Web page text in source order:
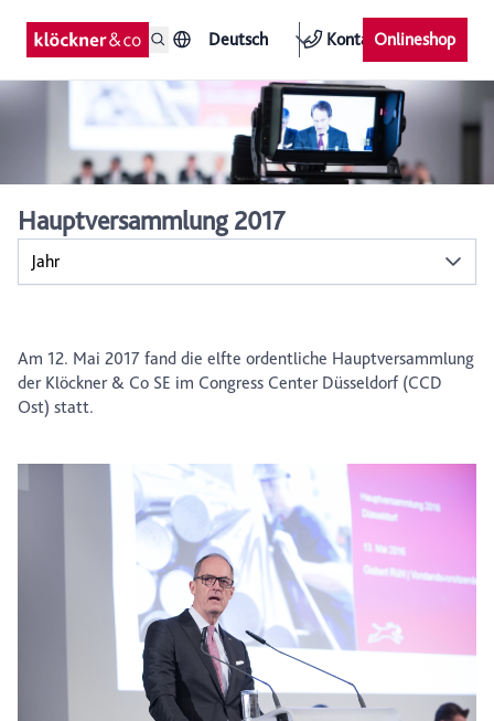
Deutsch KontaktOnlineshop
Hauptversammlung 2017
Jahr
Am 12. Mai 2017 fand die elfte ordentliche Hauptversammlung
der Klöckner & Co SE im Congress Center Düsseldorf (CCD
Ost) statt.